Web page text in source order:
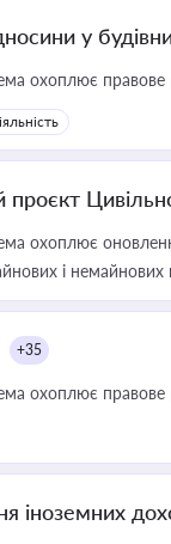
у
охоплює правове
охоплює
і немайнових
+35
охоплює правове
іноземних